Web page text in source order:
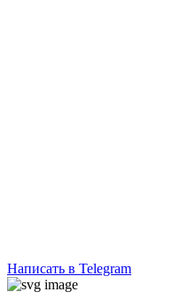
Написать в Telegram